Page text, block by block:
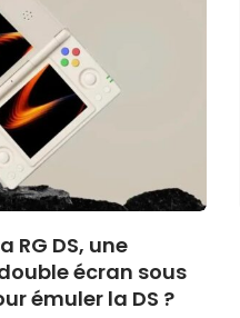
RG DS, une
écran sous
émuler la DS ?